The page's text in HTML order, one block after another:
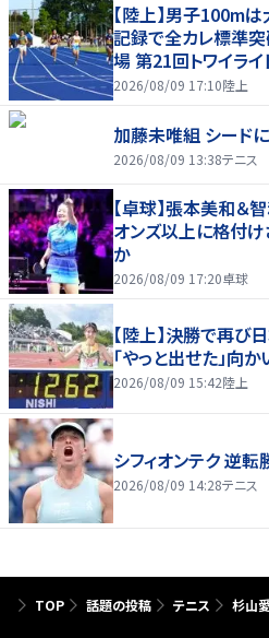
【陸上】男子100m
記録で全カレ標準突
場 第21回トワイライ
2026/08/09 17:10陸上
加藤未唯組 シード
2026/08/09 13:38テニス
【卓球】張本美和＆
オンズ以上に格付
か
2026/08/09 17:20卓球
【陸上】決勝で再
「やっと出せた」向
2026/08/09 15:42陸上
シフィオンテク 逆
2026/08/09 14:28テニス
TOP 話題の投稿 テニス 杉山